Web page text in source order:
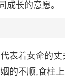
成长的意愿。
表着女命的
的不顺,食柱